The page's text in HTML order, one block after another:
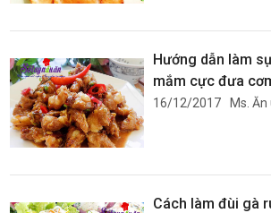
Hướng dẫn làm
mắm cực đưa
16/12/2017 Ms.
Cách làm đùi gà